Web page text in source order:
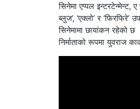
सिनेमा एप्पल इन्टरटेन्मेन्ट,
ब्लुज’, ‘एक्लो’ र
सिनेमामा छायांकन रहेको छ
निर्माताको रूपमा युवराज